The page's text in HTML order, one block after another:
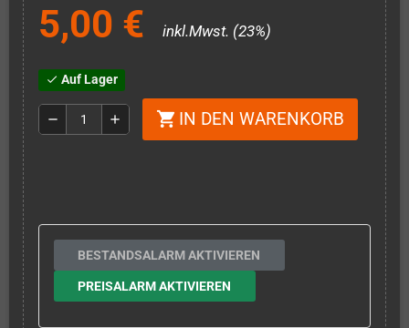
5,00 € inkl.Mwst. (23%)
check Auf Lager
remove add shopping_cart IN DEN WARENKORB
BESTANDSALARM AKTIVIEREN
PREISALARM AKTIVIEREN